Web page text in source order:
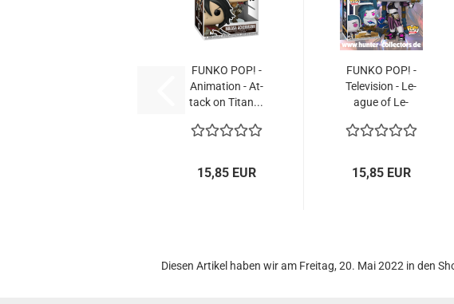
FUNKO POP! -
Ani­ma­ti­on - At­
tack on Titan...
15,85 EUR
FUNKO POP! -
Te­le­vi­si­on - Le­
ague of Le­
15,85 EUR
Diesen Artikel haben wir am Freitag, 20. Mai 2022 in den